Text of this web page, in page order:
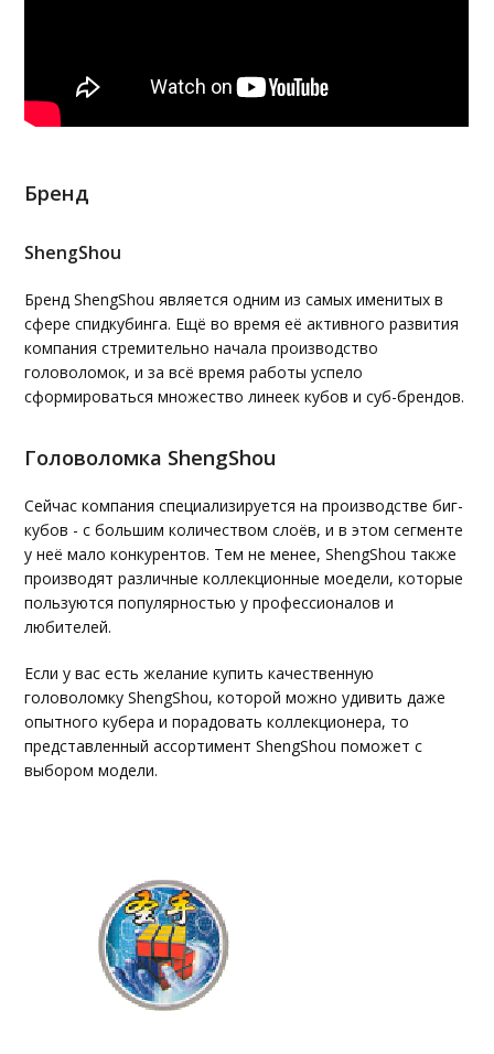
Бренд
ShengShou
Бренд ShengShou является одним из самых именитых в
сфере спидкубинга. Ещё во время её активного развития
компания стремительно начала производство
головоломок, и за всё время работы успело
сформироваться множество линеек кубов и суб-брендов.
Головоломка ShengShou
Сейчас компания специализируется на производстве биг-
кубов - с большим количеством слоёв, и в этом сегменте
у неё мало конкурентов. Тем не менее, ShengShou также
производят различные коллекционные моедели, которые
пользуются популярностью у профессионалов и
любителей.
Если у вас есть желание купить качественную
головоломку ShengShou, которой можно удивить даже
опытного кубера и порадовать коллекционера, то
представленный ассортимент ShengShou поможет с
выбором модели.